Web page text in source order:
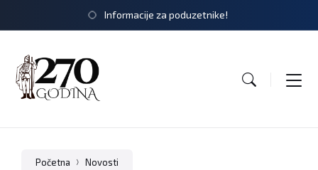
Informacije za poduzetnike!
Početna Novosti